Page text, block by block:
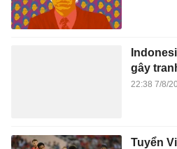
gây
22:38 7/8/
Tuyển